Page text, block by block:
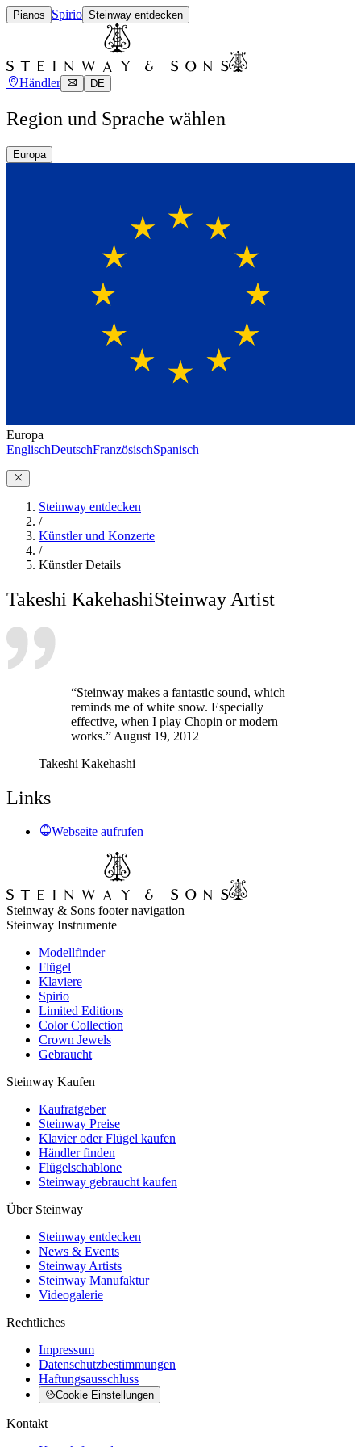
Pianos Spirio Steinway entdecken
Händler DE
Region und Sprache wählen
Europa
Europa
EnglischDeutschFranzösischSpanisch
Steinway entdecken
/
Künstler und Konzerte
/
Künstler Details
Takeshi KakehashiSteinway Artist
“Steinway makes a fantastic sound, which
reminds me of white snow. Especially
effective, when I play Chopin or modern
works.” August 19, 2012
Takeshi Kakehashi
Links
Webseite aufrufen
Steinway & Sons footer navigation
Steinway Instrumente
Modellfinder
Flügel
Klaviere
Spirio
Limited Editions
Color Collection
Crown Jewels
Gebraucht
Steinway Kaufen
Kaufratgeber
Steinway Preise
Klavier oder Flügel kaufen
Händler finden
Flügelschablone
Steinway gebraucht kaufen
Über Steinway
Steinway entdecken
News & Events
Steinway Artists
Steinway Manufaktur
Videogalerie
Rechtliches
Impressum
Datenschutzbestimmungen
Haftungsausschluss
Cookie Einstellungen
Kontakt